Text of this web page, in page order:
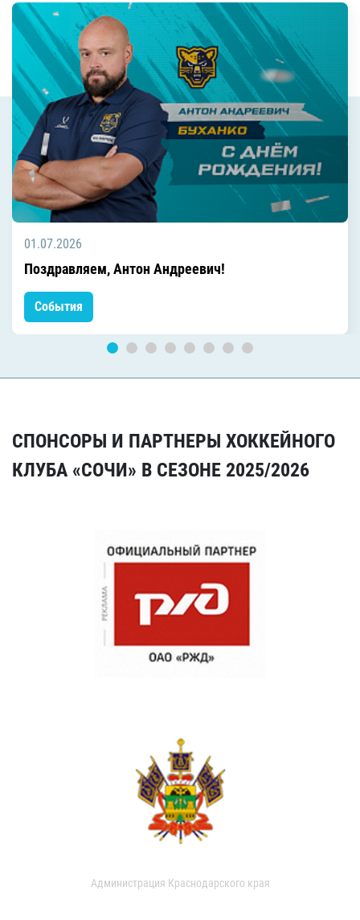
01.07.2026
Поздравляем, Антон Андреевич!
События
СПОНСОРЫ И ПАРТНЕРЫ ХОККЕЙНОГО
КЛУБА «СОЧИ» В СЕЗОНЕ 2025/2026
Администрация Краснодарского края